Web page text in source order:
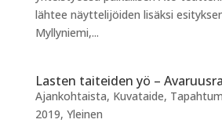
lähtee näyttelijöiden lisäksi
Myllyniemi,...
Lasten taiteiden yö –
Ajankohtaista, Kuvataide,
2019, Yleinen